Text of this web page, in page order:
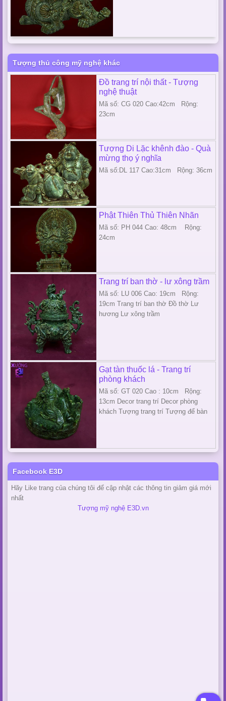
Tượng thủ công mỹ nghệ khác
Đồ trang trí nội thất - Tượng
nghệ thuật
Mã số: CG 020 Cao:42cm Rộng:
23cm
Tượng Di Lặc khênh đào - Quà
mừng thọ ý nghĩa
Mã số:DL 117 Cao:31cm Rộng: 36cm
Phật Thiên Thủ Thiên Nhãn
Mã số: PH 044 Cao: 48cm Rộng:
24cm
Trang trí ban thờ - lư xông trầm
Mã số: LU 006 Cao: 19cm Rộng:
19cm Trang trí ban thờ Đồ thờ Lư
hương Lư xông trầm
Gạt tàn thuốc lá - Trang trí
phòng khách
Mã số: GT 020 Cao : 10cm Rộng:
13cm Decor trang trí Decor phòng
khách Tượng trang trí Tượng để bàn
Facebook E3D
Hãy Like trang của chúng tôi để cập nhật các thông tin giảm giá mới
nhất
Tượng mỹ nghệ E3D.vn